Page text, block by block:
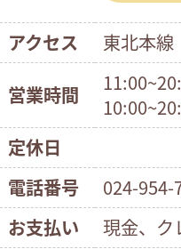
アクセス 東北本
営業時間
定休日
電話番号
024-954-
お支払い
現金、ク